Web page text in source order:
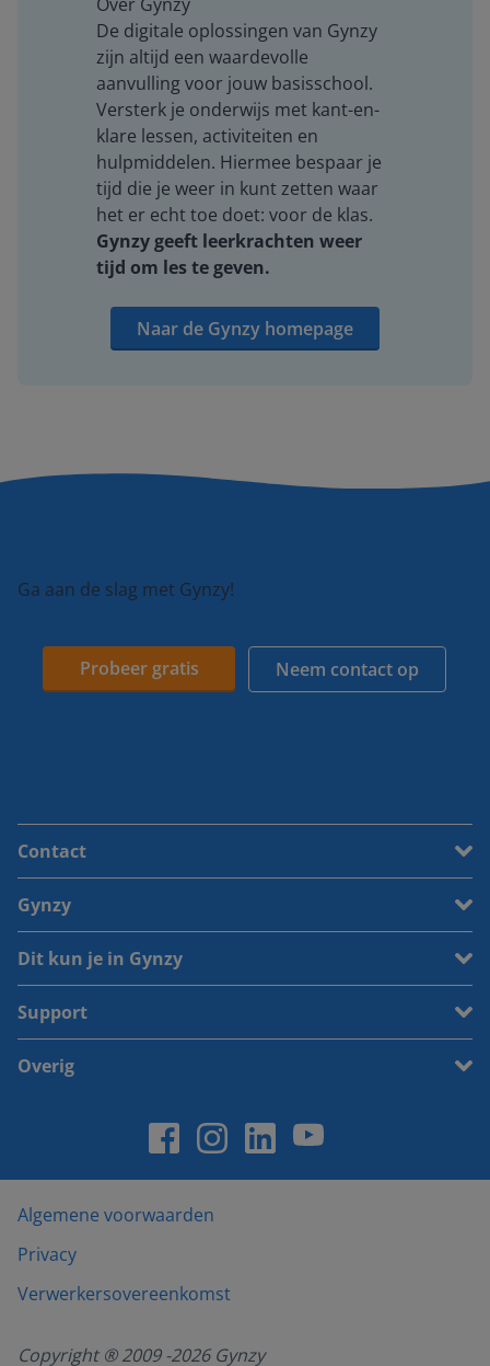
De digitale oplossingen van Gynzy
zijn altijd een waardevolle
aanvulling voor jouw basisschool.
Versterk je onderwijs met kant-en-
klare lessen, activiteiten en
hulpmiddelen. Hiermee bespaar je
tijd die je weer in kunt zetten waar
het er echt toe doet: voor de klas.
Gynzy geeft leerkrachten weer
tijd om les te geven.
Naar de Gynzy homepage
Ga aan de slag met Gynzy!
Probeer gratis Neem contact op
Contact
Gynzy
Dit kun je in Gynzy
Support
Overig
Algemene voorwaarden
Privacy
Verwerkersovereenkomst
Copyright ® 2009 -2026Gynzy